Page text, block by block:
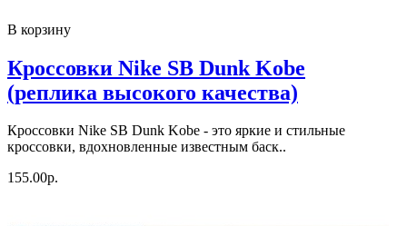
В корзину
Кроссовки Nike SB Dunk Kobe
(реплика высокого качества)
Кроссовки Nike SB Dunk Kobe - это яркие и стильные
кроссовки, вдохновленные известным баск..
155.00р.